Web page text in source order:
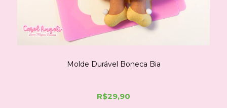
Molde Durável Boneca Bia
R$29,90